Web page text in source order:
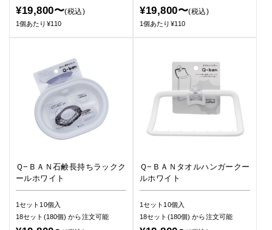
¥19,800〜(税込)
1個あたり¥110
¥19,800〜(税込)
1個あたり¥110
Ｑ−ＢＡＮ石鹸長持ちラックク
ールホワイト
1セット10個入
18セット(180個)から注文可能
Ｑ−ＢＡＮタオルハンガークー
ルホワイト
1セット10個入
18セット(180個)から注文可能